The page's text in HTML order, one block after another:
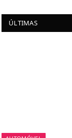
ÚLTIMAS